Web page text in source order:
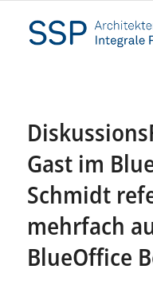
Gast im
Schmidt
mehrfach
BlueOffice